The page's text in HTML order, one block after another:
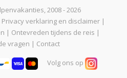
2008 - 2026
Privacy verklaring en disclaimer |
| Ontevreden tijdens de reis |
vragen | Contact
Volg ons op